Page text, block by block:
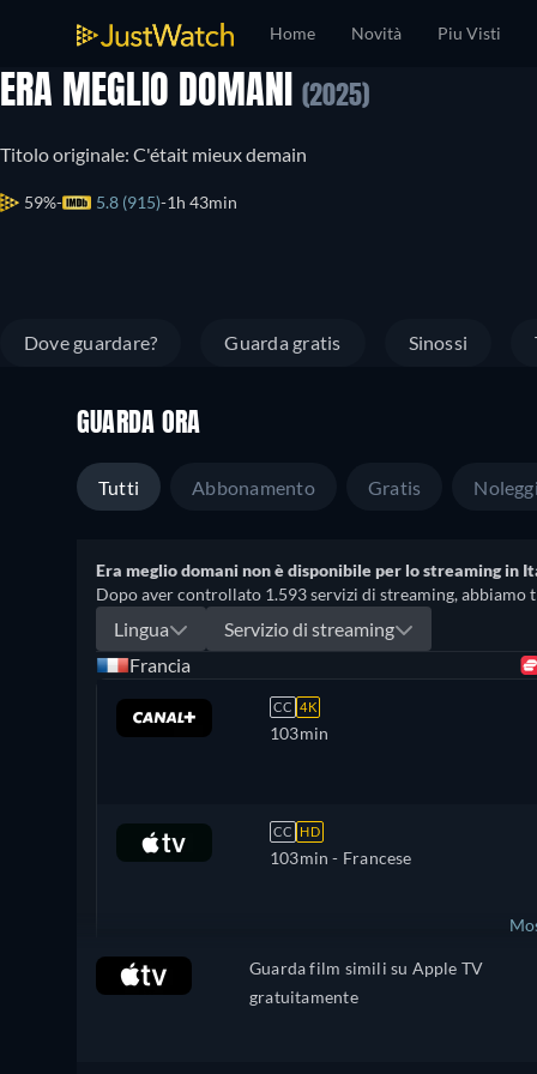
Home Novità Piu Visti
ERA MEGLIO DOMANI (2025)
Titolo originale: C'était mieux demain
59% 5.8 (915) 1h 43min
Dove guardare? Guarda gratis Sinossi
GUARDA ORA
Tutti Abbonamento Gratis
Era meglio domani non è disponibile per lo streaming in
Dopo aver controllato 1.593 servizi di streaming,
Lingua
Servizio di streaming
Francia
CC 4K
103min
CC HD
103min - Francese
Spagna
Guarda film simili su Apple TV
gratuitamente